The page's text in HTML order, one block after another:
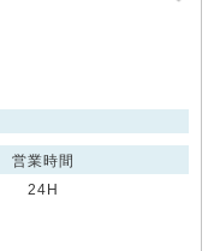
営業時間
24H